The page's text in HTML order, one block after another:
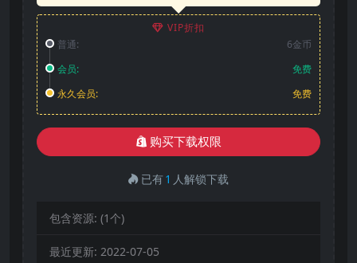
VIP折扣
普通:
6金币
会员:
免费
永久会员:
免费
购买下载权限
已有1 人解锁下载
包含资源: (1个)
最近更新: 2022-07-05